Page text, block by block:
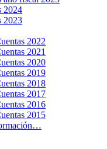
2024
2023
2022
2021
2020
2019
2018
2017
2016
2015